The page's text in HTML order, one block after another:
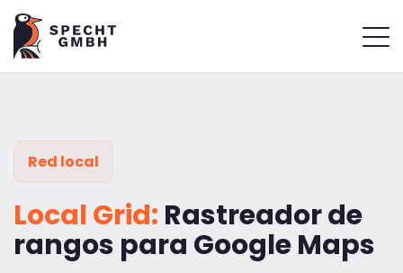
Red local
Local Grid: Rastreador de
rangos para Google Maps